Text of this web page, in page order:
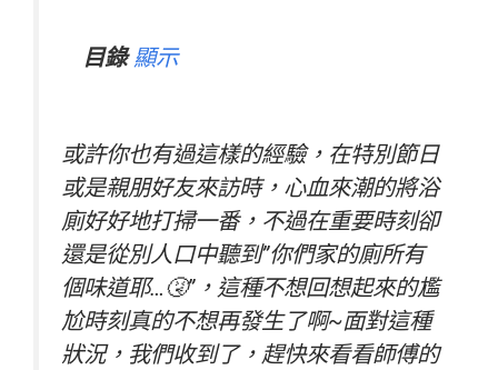
目錄 顯示
或許你也有過這樣的經驗，在特別節日
或是親朋好友來訪時，心血來潮的將浴
廁好好地打掃一番，不過在重要時刻卻
還是從別人口中聽到”你們家的廁所有
個味道耶…🤧”，這種不想回想起來的尷
尬時刻真的不想再發生了啊~面對這種
狀況，我們收到了，趕快來看看師傅的